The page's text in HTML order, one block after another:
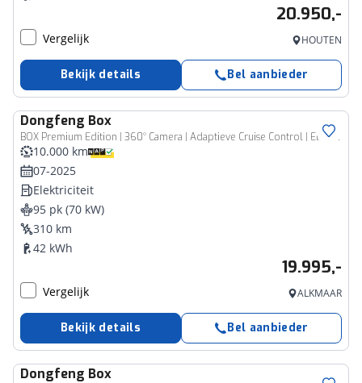
20.950,-
Vergelijk HOUTEN
Bekijk details Bel aanbieder
Dongfeng Box
BOX Premium Edition | 360° Camera | Adaptieve Cruise Control | Elektrisch Verstelbare Bestuurdersstoel + Geheugen | Stoelverwarming Bestuurder | Stoelventilatie Bestuurder | Apple Carplay | Android Auto | Sfeerverlichting | Elektrisch Inklapbare Buitenspiegels
10.000 km
07-2025
Elektriciteit
95 pk (70 kW)
310 km
42 kWh
19.995,-
Vergelijk ALKMAAR
Bekijk details Bel aanbieder
Dongfeng Box